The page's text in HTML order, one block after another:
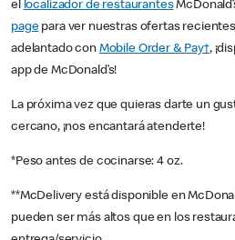
el localizador de restaurantes
pagepara ver nuestras ofertas
adelantado con Mobile Order & Pay†,
app de McDonald’s!
La próxima vez que quieras darte un
cercano, ¡nos encantará atenderte!
*Peso antes de cocinarse: 4 oz.
**McDelivery está disponible en
pueden ser más altos que en los